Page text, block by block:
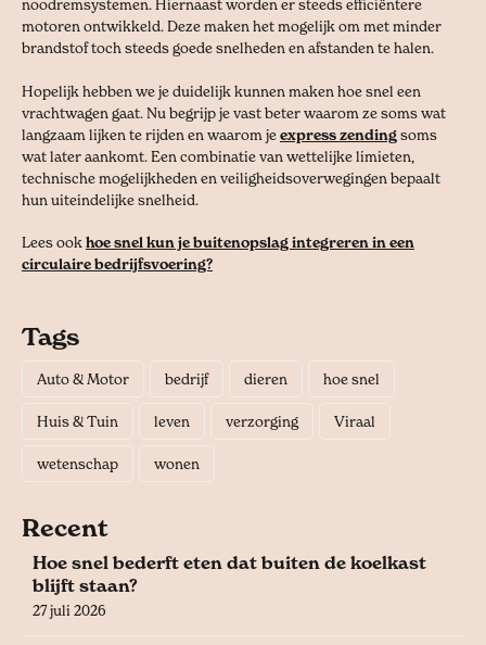
noodremsystemen. Hiernaast worden er steeds efficiëntere
motoren ontwikkeld. Deze maken het mogelijk om met minder
brandstof toch steeds goede snelheden en afstanden te halen.
Hopelijk hebben we je duidelijk kunnen maken hoe snel een
vrachtwagen gaat. Nu begrijp je vast beter waarom ze soms wat
langzaam lijken te rijden en waarom jeexpress zendingsoms
wat later aankomt. Een combinatie van wettelijke limieten,
technische mogelijkheden en veiligheidsoverwegingen bepaalt
hun uiteindelijke snelheid.
Lees ookhoe snel kun je buitenopslag integreren in een
circulaire bedrijfsvoering?
Tags
Auto & Motor bedrijf dieren hoe snel
Huis & Tuin leven verzorging Viraal
wetenschap wonen
Recent
Hoe snel bederft eten dat buiten de koelkast
blijft staan?
27 juli 2026